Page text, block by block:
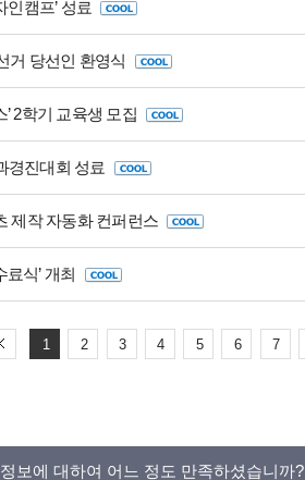
인캠프’ 성료
거 당선인 환영식
2학기 교육생 모집
경진대회 성료
제작 자동화 컨퍼런스
식’ 개최
1 2 3 4 5 6 7
보에 대하여 어느 정도 만족하셨습니까?